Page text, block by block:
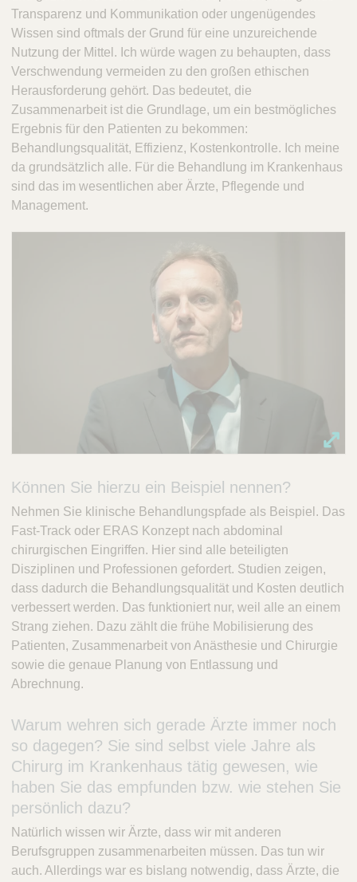
Transparenz und Kommunikation oder ungenügendes
Wissen sind oftmals der Grund für eine unzureichende
Nutzung der Mittel. Ich würde wagen zu behaupten, dass
Verschwendung vermeiden zu den großen ethischen
Herausforderung gehört. Das bedeutet, die
Zusammenarbeit ist die Grundlage, um ein bestmögliches
Ergebnis für den Patienten zu bekommen:
Behandlungsqualität, Effizienz, Kostenkontrolle. Ich meine
da grundsätzlich alle. Für die Behandlung im Krankenhaus
sind das im wesentlichen aber Ärzte, Pflegende und
Management.
Können Sie hierzu ein Beispiel nennen?
Nehmen Sie klinische Behandlungspfade als Beispiel. Das
Fast-Track oder ERAS Konzept nach abdominal
chirurgischen Eingriffen. Hier sind alle beteiligten
Disziplinen und Professionen gefordert. Studien zeigen,
dass dadurch die Behandlungsqualität und Kosten deutlich
verbessert werden. Das funktioniert nur, weil alle an einem
Strang ziehen. Dazu zählt die frühe Mobilisierung des
Patienten, Zusammenarbeit von Anästhesie und Chirurgie
sowie die genaue Planung von Entlassung und
Abrechnung.
Warum wehren sich gerade Ärzte immer noch
so dagegen? Sie sind selbst viele Jahre als
Chirurg im Krankenhaus tätig gewesen, wie
haben Sie das empfunden bzw. wie stehen Sie
persönlich dazu?
Natürlich wissen wir Ärzte, dass wir mit anderen
Berufsgruppen zusammenarbeiten müssen. Das tun wir
auch. Allerdings war es bislang notwendig, dass Ärzte, die